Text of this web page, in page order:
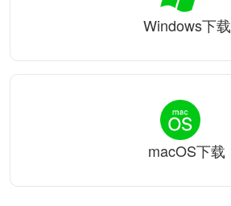
Windows下载
macOS下载